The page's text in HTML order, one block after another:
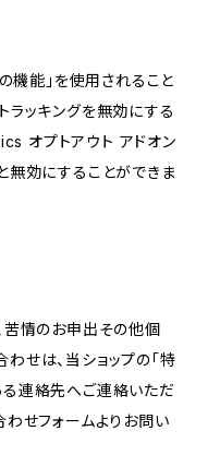
能」を使用されること
ラッキングを無効にする
オプトアウト アドオン
無効にすることができま
苦情のお申出その他個
せは、当ショップの「特
連絡先へご連絡いただ
わせフォームよりお問い